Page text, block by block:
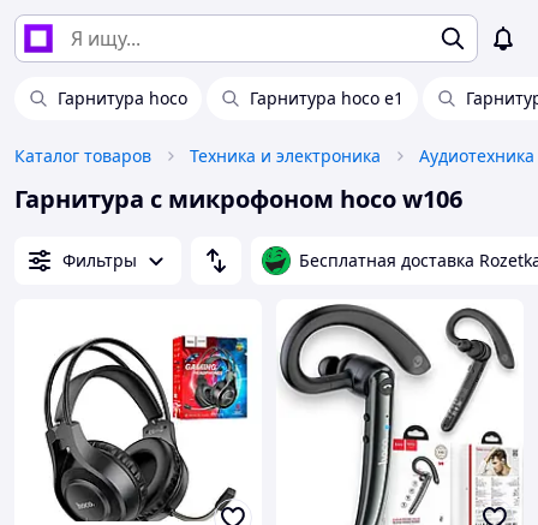
Гарнитура hoco Гарнитура hoco e1
Каталог товаров Техника и электроника
Гарнитура с микрофоном hoco w106
Фильтры Бесплатная доставка